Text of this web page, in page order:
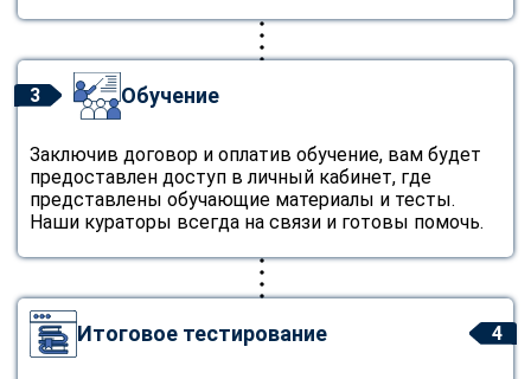
3 Обучение
Заключив договор и оплатив обучение, вам будет
предоставлен доступ в личный кабинет, где
представлены обучающие материалы и тесты.
Наши кураторы всегда на связи и готовы помочь.
4
Итоговое тестирование